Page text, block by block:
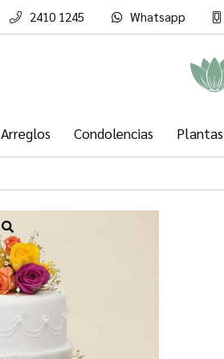
Para
Mensaje
2410 1245 Whatsapp
Arreglos Condolencias Plantas